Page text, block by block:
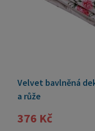
Velvet bavlněná
a růže
376 Kč